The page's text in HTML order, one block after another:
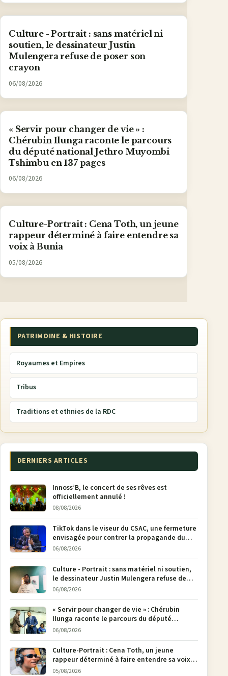
Culture - Portrait : sans matériel ni
soutien, le dessinateur Justin
Mulengera refuse de poser son
crayon
06/08/2026
« Servir pour changer de vie » :
Chérubin Ilunga raconte le parcours
du député national Jethro Muyombi
Tshimbu en 137 pages
06/08/2026
Culture-Portrait : Cena Toth, un jeune
rappeur déterminé à faire entendre sa
voix à Bunia
05/08/2026
PATRIMOINE & HISTOIRE
Royaumes et Empires
Tribus
Traditions et ethnies de la RDC
DERNIERS ARTICLES
Innoss’B, le concert de ses rêves est
officiellement annulé !
08/08/2026
TikTok dans le viseur du CSAC, une fermeture
envisagée pour contrer la propagande du
M23
06/08/2026
Culture - Portrait : sans matériel ni soutien,
le dessinateur Justin Mulengera refuse de
poser son crayon
06/08/2026
« Servir pour changer de vie » : Chérubin
Ilunga raconte le parcours du député
national Jethro Muyombi Tshimbu en 137
06/08/2026
Culture-Portrait : Cena Toth, un jeune
rappeur déterminé à faire entendre sa voix à
Bunia
05/08/2026